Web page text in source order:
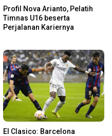
Profil Nova Arianto, Pelatih
Timnas U16 beserta
Perjalanan Kariernya
El Clasico: Barcelona